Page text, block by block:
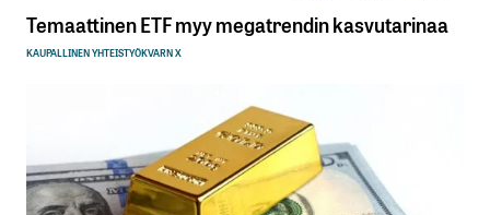
Temaattinen ETF myy megatrendin kasvutarinaa
KAUPALLINEN YHTEISTYÖKVARN X